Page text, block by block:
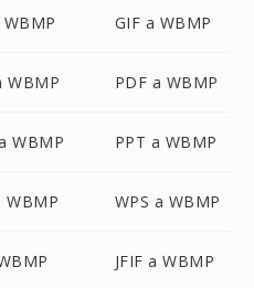
GIF a WBMP
WBMP PDF a WBMP
WBMP PPT a WBMP
WBMP WPS a WBMP
JFIF a WBMP